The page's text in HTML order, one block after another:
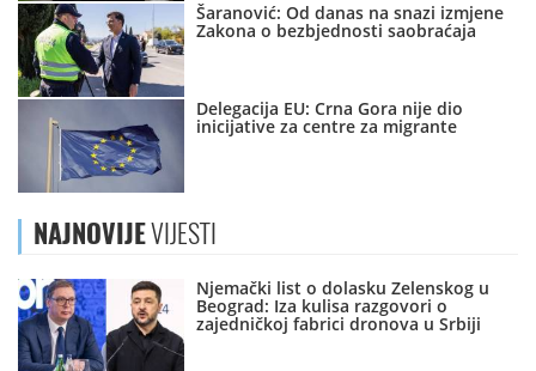
Šaranović: Od danas na snazi izmjene
Zakona o bezbjednosti saobraćaja
Delegacija EU: Crna Gora nije dio
inicijative za centre za migrante
NAJNOVIJEVIJESTI
Njemački list o dolasku Zelenskog u
Beograd: Iza kulisa razgovori o
zajedničkoj fabrici dronova u Srbiji